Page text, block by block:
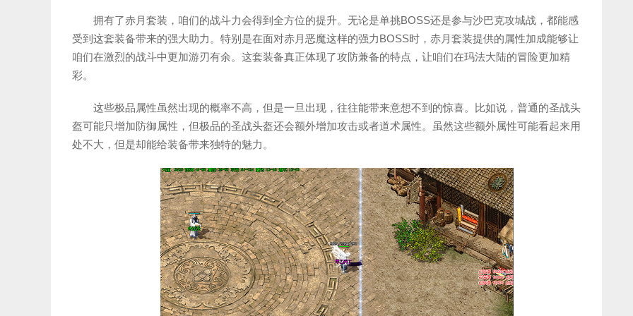
拥有了赤月套装，咱们的战斗力会得到全方位的提升。无论是单挑BOSS还是参与沙巴克攻城战，都能感
受到这套装备带来的强大助力。特别是在面对赤月恶魔这样的强力BOSS时，赤月套装提供的属性加成能够让
咱们在激烈的战斗中更加游刃有余。这套装备真正体现了攻防兼备的特点，让咱们在玛法大陆的冒险更加精
彩。
这些极品属性虽然出现的概率不高，但是一旦出现，往往能带来意想不到的惊喜。比如说，普通的圣战头
盔可能只增加防御属性，但极品的圣战头盔还会额外增加攻击或者道术属性。虽然这些额外属性可能看起来用
处不大，但是却能给装备带来独特的魅力。